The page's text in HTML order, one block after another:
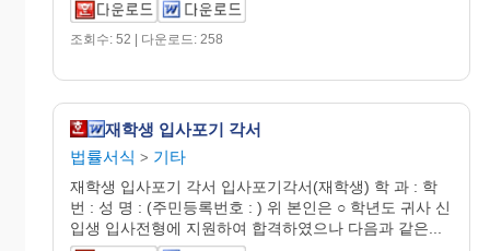
조회수: 52 | 다운로드: 258
재학생 입사포기 각서
법률서식 > 기타
재학생 입사포기 각서 입사포기각서(재학생) 학 과 : 학
번 : 성 명 : (주민등록번호 : ) 위 본인은 ○ 학년도 귀사 신
입생 입사전형에 지원하여 합격하였으나 다음과 같은...